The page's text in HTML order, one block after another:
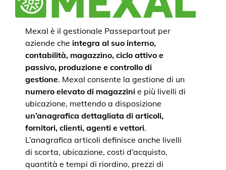
Mexal è il gestionale Passepartout per
aziende che integra al suo interno,
contabilità, magazzino, ciclo attivo e
passivo, produzione e controllo di
gestione. Mexal consente la gestione di un
numero elevato di magazzini e più livelli di
ubicazione, mettendo a disposizione
un’anagrafica dettagliata di articoli,
fornitori, clienti, agenti e vettori.
L’anagrafica articoli definisce anche livelli
di scorta, ubicazione, costi d’acquisto,
quantità e tempi di riordino, prezzi di